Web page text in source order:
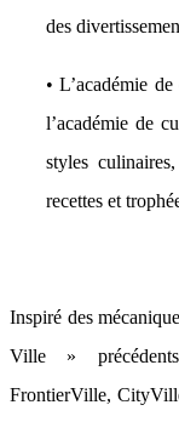
des
• L’académie
l’académie de
styles
recettes et
Inspiré des
Ville »
FrontierVille,